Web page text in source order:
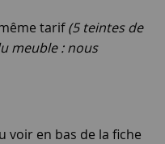
tarif(5 teintes de
meuble : nous
voir en bas de la fiche